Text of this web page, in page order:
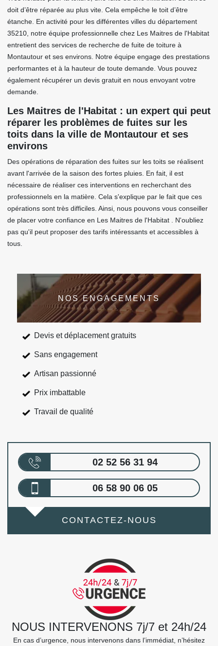
doit d’être réparée au plus vite. Cela empêche le toit d’être
étanche. En activité pour les différentes villes du département
35210, notre équipe professionnelle chez Les Maitres de l'Habitat
entretient des services de recherche de fuite de toiture à
Montautour et ses environs. Notre équipe engage des prestations
performantes et à la hauteur de toute demande. Vous pouvez
également récupérer un devis gratuit en nous envoyant votre
demande.
Les Maitres de l'Habitat : un expert qui peut
réparer les problèmes de fuites sur les
toits dans la ville de Montautour et ses
environs
Des opérations de réparation des fuites sur les toits se réalisent
avant l'arrivée de la saison des fortes pluies. En fait, il est
nécessaire de réaliser ces interventions en recherchant des
professionnels en la matière. Cela s'explique par le fait que ces
opérations sont très difficiles. Ainsi, nous pouvons vous conseiller
de placer votre confiance en Les Maitres de l'Habitat . N'oubliez
pas qu'il peut proposer des tarifs intéressants et accessibles à
tous.
NOS ENGAGEMENTS
Devis et déplacement gratuits
Sans engagement
Artisan passionné
Prix imbattable
Travail de qualité
02 52 56 31 94
06 58 90 06 05
CONTACTEZ-NOUS
NOUS INTERVENONS 7j/7 et 24h/24
En cas d’urgence, nous intervenons dans l’immédiat, n’hésitez